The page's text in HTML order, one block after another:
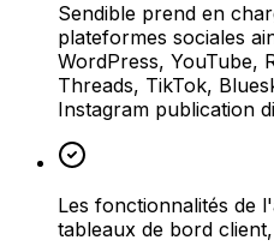
Sendible prend en
plateformes sociales
WordPress, YouTube,
Threads, TikTok,
Instagram publication
Les fonctionnalités de
tableaux de bord